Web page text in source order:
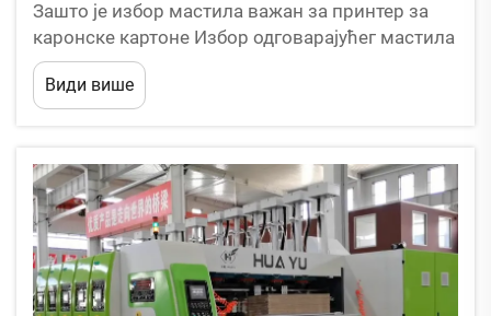
Зашто је избор мастила важан за принтер за
каронске картоне Избор одговарајућег мастила
од суштинског је значаја за постизање
стабилне квалитете штампе када се користи
принтер за каронске картоне. Каронски картон
способност и различите ф...
Види више